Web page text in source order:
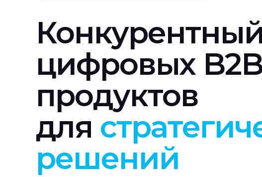
цифровых
продуктов
для
решений